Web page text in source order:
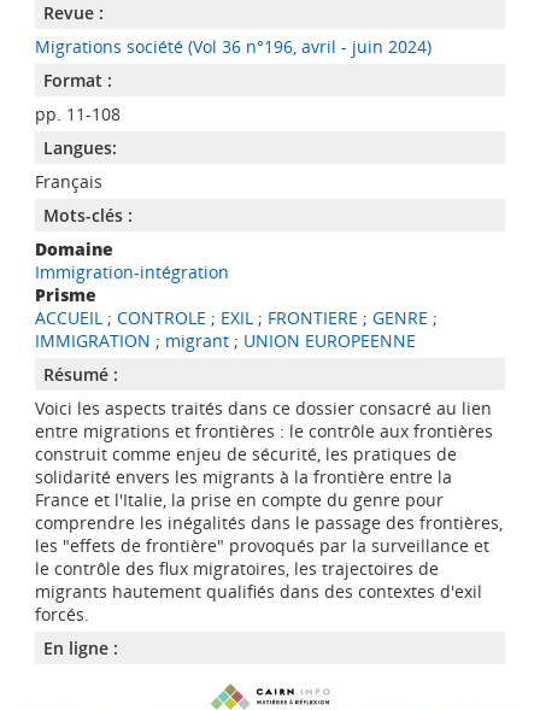
Revue :
Migrations société (Vol 36 n°196, avril - juin 2024)
Format :
pp. 11-108
Langues:
Français
Mots-clés :
Domaine
Immigration-intégration
Prisme
ACCUEIL; CONTROLE ; EXIL; FRONTIERE ; GENRE ;
IMMIGRATION ; migrant; UNION EUROPEENNE
Résumé :
Voici les aspects traités dans ce dossier consacré au lien
entre migrations et frontières : le contrôle aux frontières
construit comme enjeu de sécurité, les pratiques de
solidarité envers les migrants à la frontière entre la
France et l'Italie, la prise en compte du genre pour
comprendre les inégalités dans le passage des frontières,
les "effets de frontière" provoqués par la surveillance et
le contrôle des flux migratoires, les trajectoires de
migrants hautement qualifiés dans des contextes d'exil
forcés.
En ligne :